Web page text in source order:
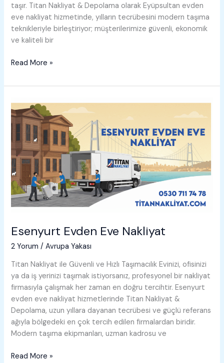
taşır. Titan Nakliyat & Depolama olarak Eyüpsultan evden
eve nakliyat hizmetinde, yılların tecrübesini modern taşıma
teknikleriyle birleştiriyor; müşterilerimize güvenli, ekonomik
ve kaliteli bir
Eyüpsultan
Eve
Read More »
Esenyurt Evden Eve Nakliyat
2 Yorum /Avrupa Yakası
Titan Nakliyat ile Güvenli ve Hızlı Taşımacılık Evinizi, ofisinizi
ya da iş yerinizi taşımak istiyorsanız, profesyonel bir nakliyat
firmasıyla çalışmak her zaman en doğru tercihtir. Esenyurt
evden eve nakliyat hizmetlerinde Titan Nakliyat &
Depolama, uzun yıllara dayanan tecrübesi ve güçlü referans
ağıyla bölgedeki en çok tercih edilen firmalardan biridir.
Modern taşıma ekipmanları, uzman kadrosu ve
Esenyurt
Read More »